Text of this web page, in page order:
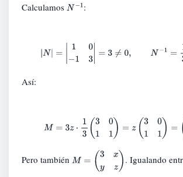
Calculamos N−1:
|N 10 −1 3| =3 ≠0 =13(301
Así:
M = 3z ⋅13 30 1 1)= z( 3 01 )=( 3z0
Pero también M= (3 x yz . Igualando